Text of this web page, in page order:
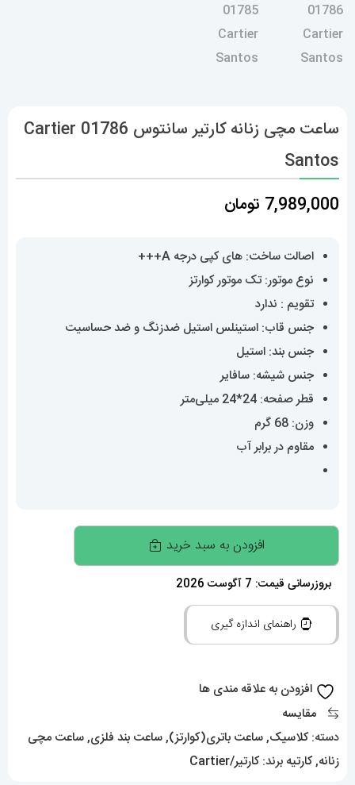
ساعت مچی زنانه کارتیر سانتوس 01786 Cartier
Santos
7,989,000 تومان
اصالت ساخت: های کپی درجه A+++
نوع موتور: تک موتور کوارتز
تقویم : ندارد
جنس قاب: استینلس استیل ضدزنگ و ضد حساسیت
جنس بند: استیل
جنس شیشه: سافایر
قطر صفحه: 24*24 میلی‌متر
وزن: 68 گرم
مقاوم در برابر آب
ساعت
مچی
زنانه
کارتیر
سانتوس
Cartier
Santos
افزودن به سبد خرید
بروزرسانی قیمت: 7 آگوست 2026
راهنمای اندازه گیری
افزودن به علاقه مندی ها
مقایسه
دسته:کلاسیک,ساعت باتری(کوارتز),ساعت بند فلزی,ساعت مچی
زنانه,کارتیه برند:کارتیر/Cartier